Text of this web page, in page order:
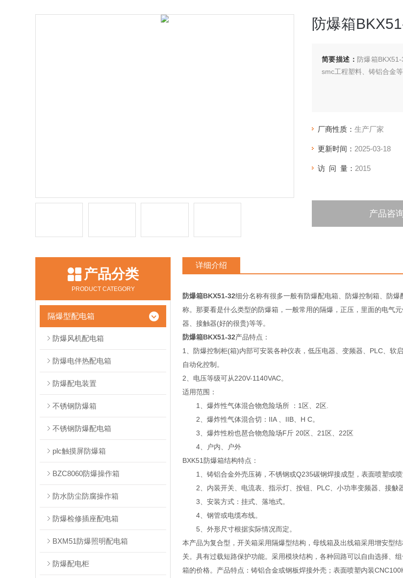
防爆箱
简要描述： 防爆箱
smc工程塑料、铸铝合金
厂商性质： 生产厂家
更新时间： 2025-03-18
访 问 量： 2015
产品咨
产品分类
PRODUCT CATEGORY
隔爆型配电箱
防爆风机配电箱
防爆电伴热配电箱
防爆配电装置
不锈钢防爆箱
不锈钢防爆配电箱
plc触摸屏防爆箱
BZC8060防爆操作箱
防水防尘防腐操作箱
防爆检修插座配电箱
BXM51防爆照明配电箱
防爆配电柜
详细介绍
防爆箱BKX51-32细分名称有很多一般有防爆配电箱、防爆控制箱、防
称。那要看是什么类型的防爆箱，一般常用的隔爆，正压，里面的电气
器、接触器(好的很贵)等等。
防爆箱BKX51-32产品特点：
1、防爆控制柜(箱)内部可安装各种仪表，低压电器、变频器、PLC、软
自动化控制。
2、电压等级可从220V-1140VAC。
适用范围：
1、爆炸性气体混合物危险场所 ：1区、2区.
2、爆炸性气体混合切：IIA 、IIB、H C。
3、爆炸性粉也琶合物危险场F斤 20区、21区、22区
4、户内、户外
BXK51防爆箱结构特点：
1、铸铝合金外売压祷，不锈钢或Q235碳钢焊接成型，表面喷塑或喷
2、内装开关、电流表、指示灯、按钮、PLC、小功率变频器、接觖器
3、安装方式：挂式、落地式。
4、钢管或电缆布线。
5、外形尺寸根据实际情况而定。
本产品为复合型，开关箱采用隔爆型结构，母线箱及出线箱采用增安型
关。具有过载短路保护功能。采用模块结构，各种回路可以自由选择、
箱的价格。产品特点：铸铝合金或钢板焊接外壳；表面喷塑内装